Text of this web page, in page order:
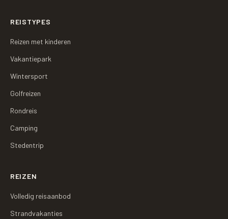
REISTYPES
Reizen met kinderen
Vakantiepark
Wintersport
Golfreizen
Rondreis
Camping
Stedentrip
REIZEN
Volledig reisaanbod
Strandvakanties